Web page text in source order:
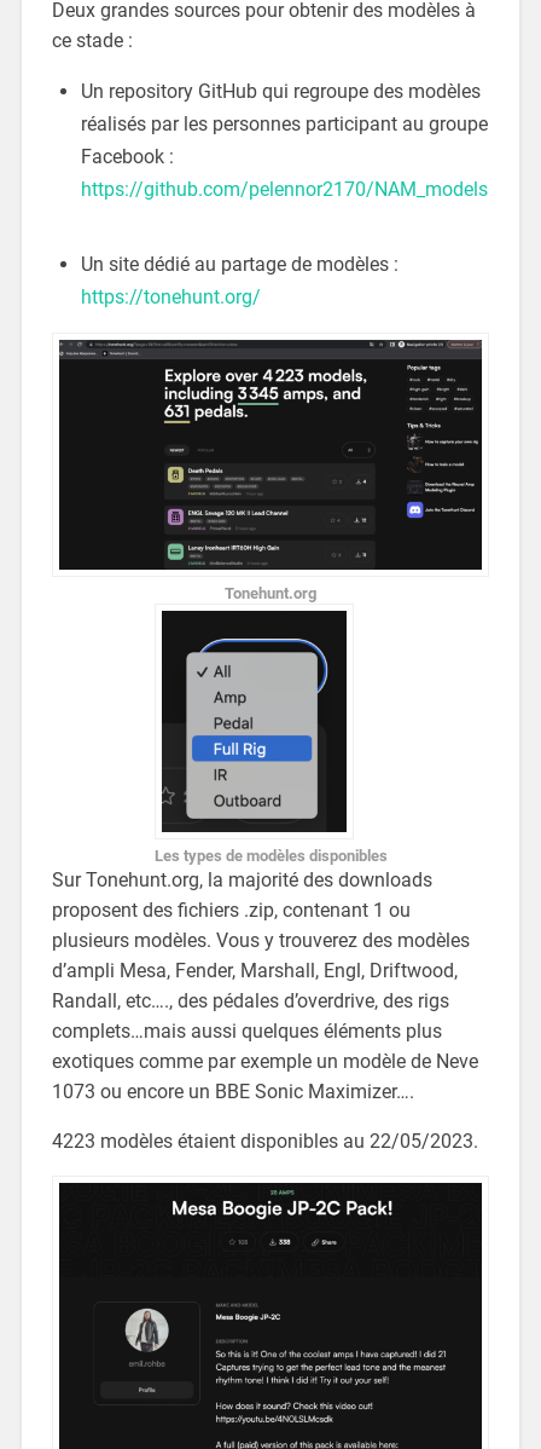
Deux grandes sources pour obtenir des modèles à
ce stade :
Un repository GitHub qui regroupe des modèles
réalisés par les personnes participant au groupe
Facebook :
https://github.com/pelennor2170/NAM_models
Un site dédié au partage de modèles :
https://tonehunt.org/
Tonehunt.org
Les types de modèles disponibles
Sur Tonehunt.org, la majorité des downloads
proposent des fichiers .zip, contenant 1 ou
plusieurs modèles. Vous y trouverez des modèles
d’ampli Mesa, Fender, Marshall, Engl, Driftwood,
Randall, etc…., des pédales d’overdrive, des rigs
complets…mais aussi quelques éléments plus
exotiques comme par exemple un modèle de Neve
1073 ou encore un BBE Sonic Maximizer….
4223 modèles étaient disponibles au 22/05/2023.